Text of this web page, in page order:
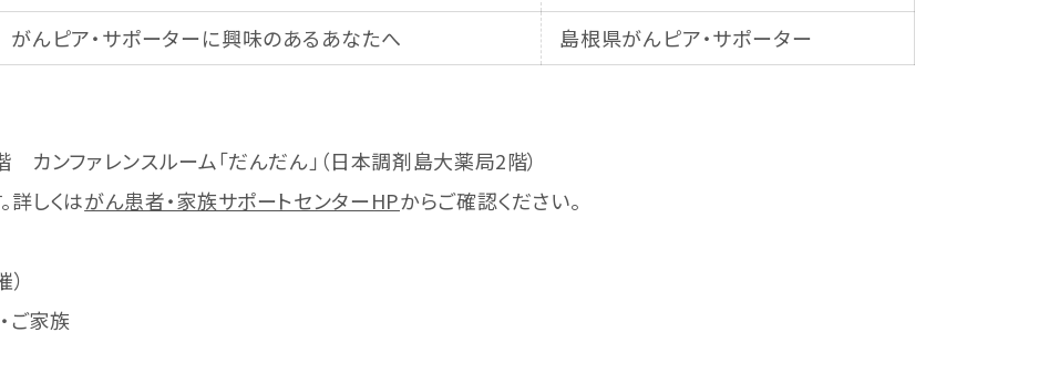
がんピア・サポーターに興味のあるあなたへ 島根県がんピア・サポーター
ンファレンスルーム「だんだん」（日本調剤島大薬局2階）
しくはがん患者・家族サポートセンターHPからご確認ください。
ご家族